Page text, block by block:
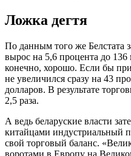
Ложка дегтя
По данным того же Белстата
вырос на 5,6 процента до
конечно, хорошо. Если бы
не увеличился сразу на 43
долларов. В результате
2,5 раза.
А ведь беларуские власти
китайцами индустриальный
свой торговый баланс.
воротами в Европу на